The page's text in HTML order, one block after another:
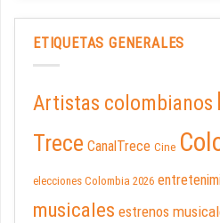
ETIQUETAS GENERALES
Artistas colombianos
Trece CanalTrece Cine
elecciones Colombia 2026
musicales estrenos